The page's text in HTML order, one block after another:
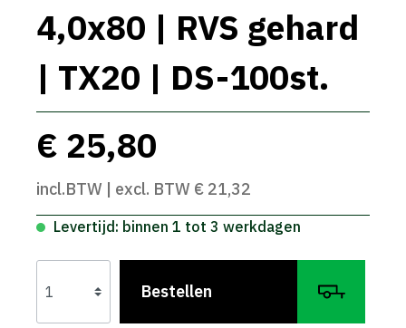
4,0x80 | RVS gehard
| TX20 | DS-100st.
€ 25,80
incl.BTW | excl. BTW € 21,32
Levertijd: binnen 1 tot 3 werkdagen
Bestellen